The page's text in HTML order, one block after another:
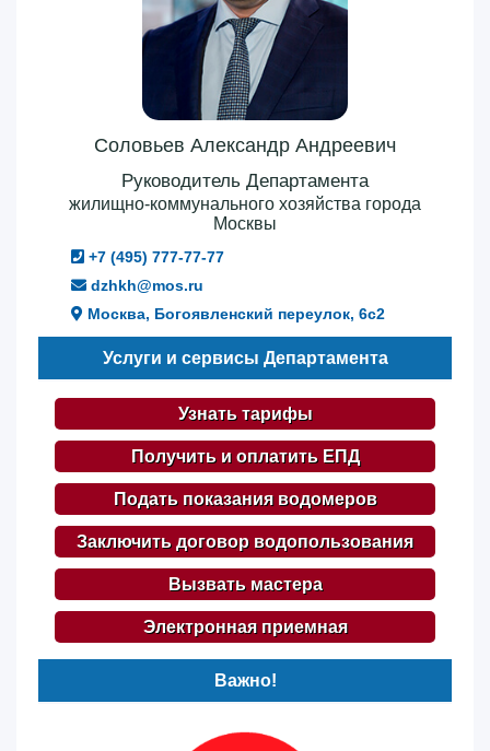
Соловьев Александр Андреевич
Руководитель Департамента
жилищно-коммунального хозяйства города
Москвы
+7 (495) 777-77-77
dzhkh@mos.ru
Москва, Богоявленский переулок, 6с2
Услуги и сервисы Департамента
Узнать тарифы
Получить и оплатить ЕПД
Подать показания водомеров
Заключить договор водопользования
Вызвать мастера
Электронная приемная
Важно!